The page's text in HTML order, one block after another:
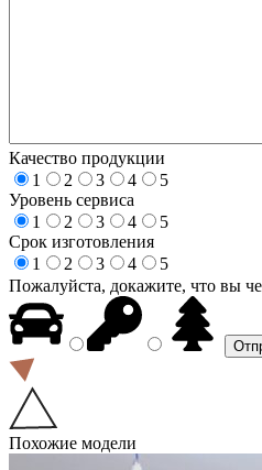
Качество продукции
1
2 3 4
5
Уровень сервиса
1
2 3 4
5
Срок изготовления
1
2 3 4
5
Пожалуйста, докажите, что вы
Похожие модели